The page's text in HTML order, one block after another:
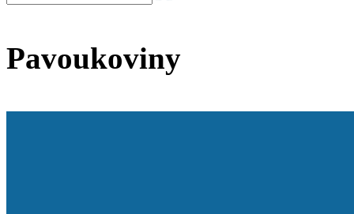
Pavoukoviny